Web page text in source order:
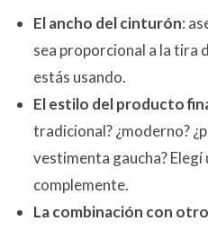
El ancho del cinturón:
sea proporcional a la tira
estás usando.
El estilo del producto
tradicional? ¿moderno?
vestimenta gaucha? Elegí
complemente.
La combinación con